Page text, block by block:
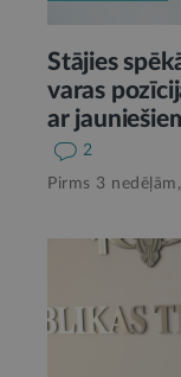
Stājies
varas
ar
2
Pirms 3 nedēļām,